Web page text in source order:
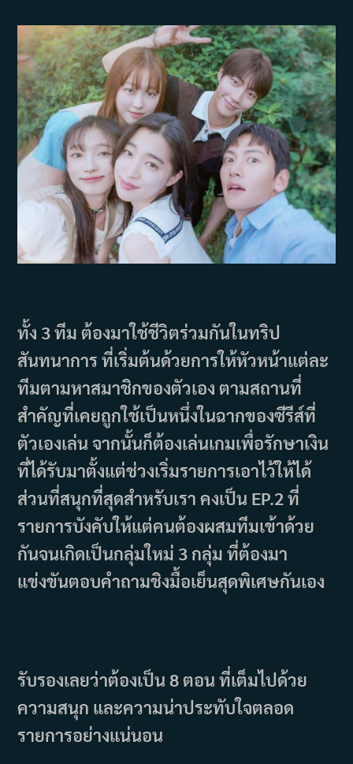
ทั้ง 3 ทีม ต้องมาใช้ชีวิตร่วมกันในทริป
สันทนาการ ที่เริ่มต้นด้วยการให้หัวหน้าแต่ละ
ทีมตามหาสมาชิกของตัวเอง ตามสถานที่
สำคัญที่เคยถูกใช้เป็นหนึ่งในฉากของซีรีส์ที่
ตัวเองเล่น จากนั้นก็ต้องเล่นเกมเพื่อรักษาเงิน
ที่ได้รับมาตั้งแต่ช่วงเริ่มรายการเอาไว้ให้ได้
ส่วนที่สนุกที่สุดสำหรับเรา คงเป็น EP.2 ที่
รายการบังคับให้แต่คนต้องผสมทีมเข้าด้วย
กันจนเกิดเป็นกลุ่มใหม่ 3 กลุ่ม ที่ต้องมา
แข่งขันตอบคำถามชิงมื้อเย็นสุดพิเศษกันเอง
รับรองเลยว่าต้องเป็น 8 ตอน ที่เต็มไปด้วย
ความสนุก และความน่าประทับใจตลอด
รายการอย่างแน่นอน